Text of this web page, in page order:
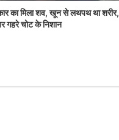
का मिला शव, खून से लथपथ था शरीर,
गहरे चोट के निशान